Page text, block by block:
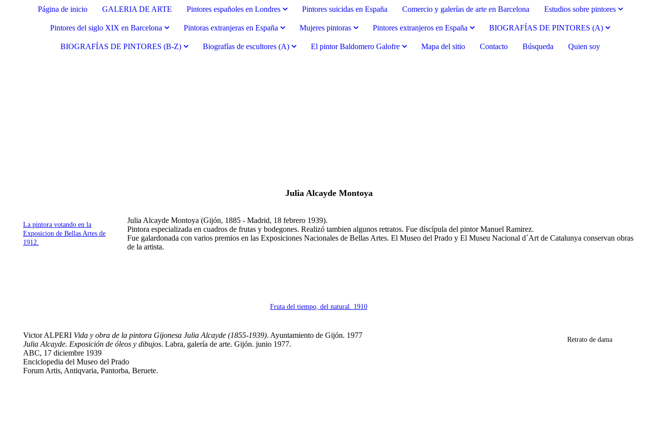
Página de inicio GALERIA DE ARTE Pintores españoles en Londres Pintores suicidas en España Comercio y galerías de arte en Barcelona Estudios sobre pintores
Pintores del siglo XIX en Barcelona Pintoras extranjeras en España Mujeres pintoras Pintores extranjeros en España BIOGRAFÍAS DE PINTORES (A)
BIOGRAFÍAS DE PINTORES (B-Z) Biografías de escultores (A) El pintor Baldomero Galofre Mapa del sitio Contacto Búsqueda Quien soy
Julia Alcayde Montoya
La pintora votando en la
Exposicion de Bellas Artes de
1912.
Julia Alcayde Montoya (Gijón, 1885 - Madrid, 18 febrero 1939).
Pintora especializada en cuadros de frutas y bodegones. Realizó tambien algunos retratos. Fue díscípula del pintor Manuel Ramirez.
Fue galardonada con varios premios en las Exposiciones Nacionales de Bellas Artes. El Museo del Prado y El Museu Nacional d´Art de Catalunya conservan obras
de la artista.
Fruta del tiempo, del natural. 1910
Retrato de dama
Victor ALPERI Vida y obra de la pintora Gijonesa Julia Alcayde (1855-1939). Ayuntamiento de Gijón. 1977
Julia Alcayde. Exposición de óleos y dibujos. Labra, galería de arte. Gijón. junio 1977.
ABC, 17 diciembre 1939
Enciclopedia del Museo del Prado
Forum Artis, Antiqvaria, Pantorba, Beruete.